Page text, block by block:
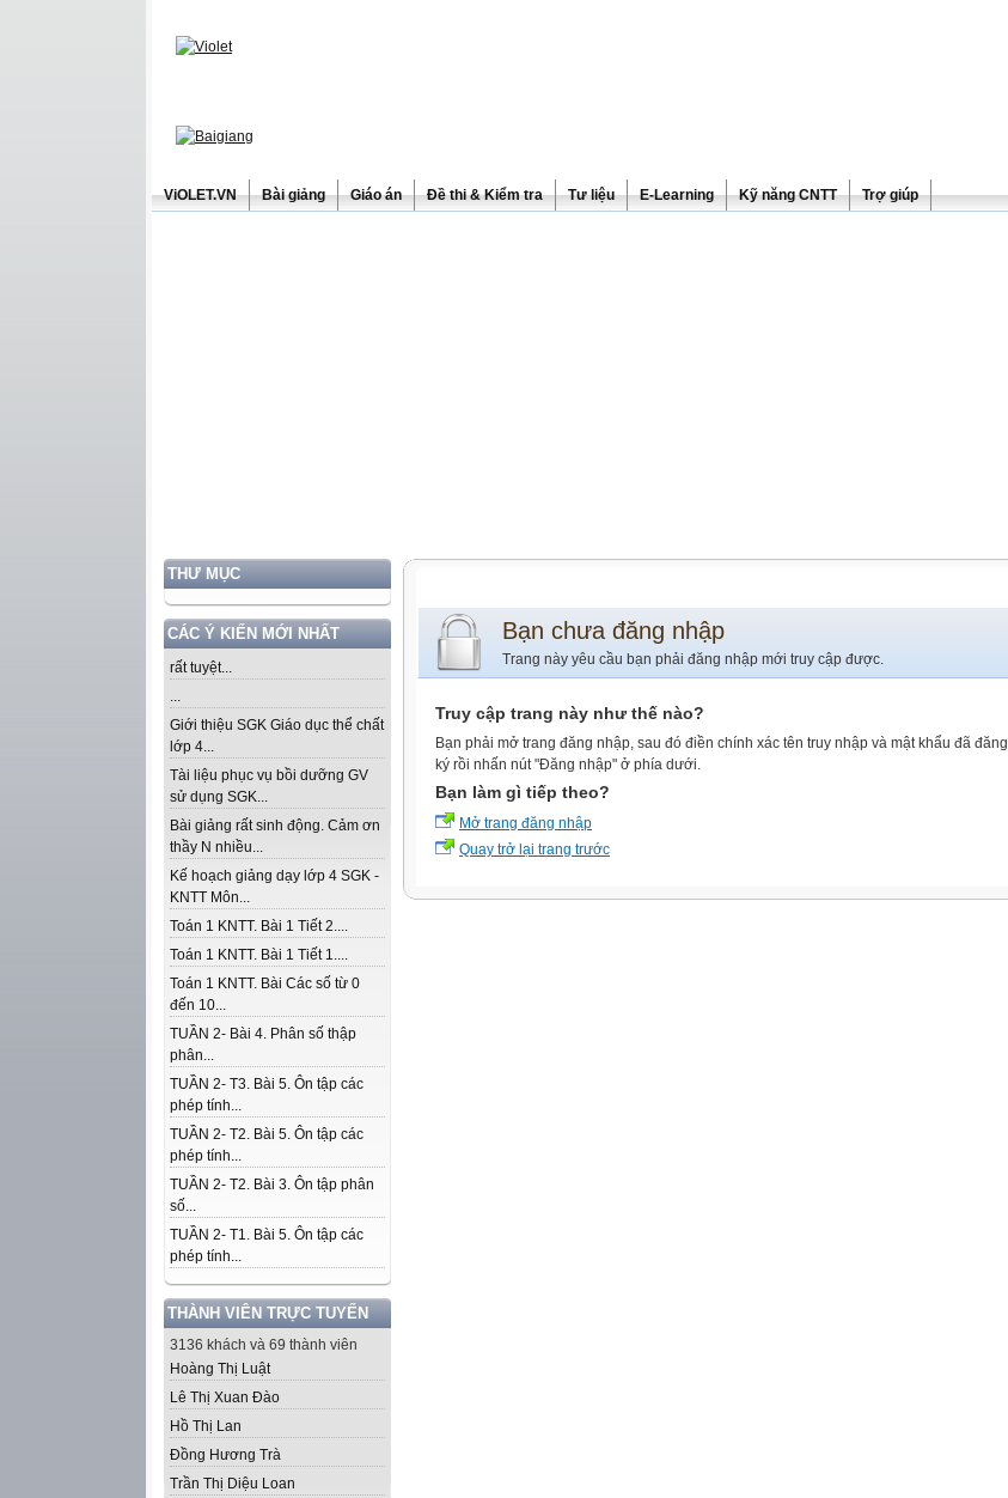
ViOLET.VN Bài giảng Giáo án Đề thi & Kiểm tra Tư liệu E-Learning Kỹ năng CNTT Trợ giúp
THƯ MỤC
CÁC Ý KIẾN MỚI NHẤT
rất tuyệt...
...
Giới thiệu SGK Giáo dục thể chất
lớp 4...
Tài liệu phục vụ bồi dưỡng GV
sử dụng SGK...
Bài giảng rất sinh động. Cảm ơn
thầy N nhiều...
Kế hoạch giảng dạy lớp 4 SGK -
KNTT Môn...
Toán 1 KNTT. Bài 1 Tiết 2....
Toán 1 KNTT. Bài 1 Tiết 1....
Toán 1 KNTT. Bài Các số từ 0
đến 10...
TUẦN 2- Bài 4. Phân số thập
phân...
TUẦN 2- T3. Bài 5. Ôn tập các
phép tính...
TUẦN 2- T2. Bài 5. Ôn tập các
phép tính...
TUẦN 2- T2. Bài 3. Ôn tập phân
số...
TUẦN 2- T1. Bài 5. Ôn tập các
phép tính...
THÀNH VIÊN TRỰC TUYẾN
3136 khách và 69 thành viên
Hoàng Thị Luật
Lê Thị Xuan Đào
Hồ Thị Lan
Đồng Hương Trà
Trần Thị Diệu Loan
Bạn chưa đăng nhập
Trang này yêu cầu bạn phải đăng nhập mới truy cập được.
Truy cập trang này như thế nào?
Bạn phải mở trang đăng nhập, sau đó điền chính xác tên truy nhập và mật khẩu đã đăng
ký rồi nhấn nút "Đăng nhập" ở phía dưới.
Bạn làm gì tiếp theo?
Mở trang đăng nhập
Quay trở lại trang trước